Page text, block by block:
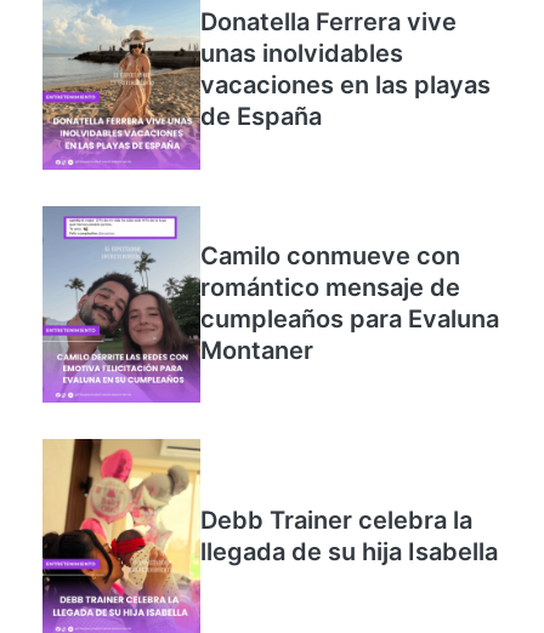
Donatella Ferrera vive
unas inolvidables
vacaciones en las playas
Camilo conmueve con
romántico mensaje de
cumpleaños para Evaluna
Debb Trainer celebra la